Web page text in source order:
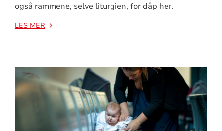
også rammene, selve liturgien, for dåp her.
LES MER